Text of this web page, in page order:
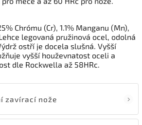
Chrómu (Cr), 1.1% Manganu (Mn),
legovaná pružinová ocel, odolná
ostří je docela slušná. Vyšší
vyšší houževnatost oceli a
dle Rockwella až 58HRc.
zavírací nože